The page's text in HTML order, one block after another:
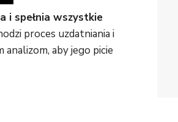
i spełnia wszystkie
proces uzdatniania i
aby jego picie